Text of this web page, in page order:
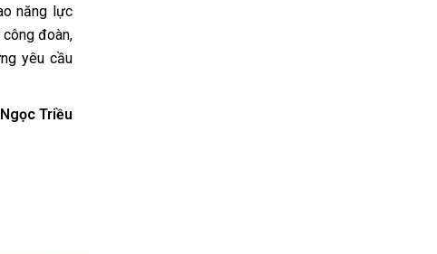
năng lực
đoàn,
yêu cầu
Ngọc Triều